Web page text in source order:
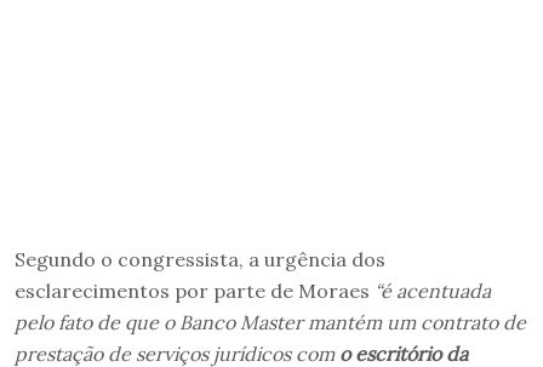
Segundo o congressista, a urgência dos
esclarecimentos por parte de Moraes “é acentuada
pelo fato de que o Banco Master mantém um contrato de
prestação de serviços jurídicos com o escritório da